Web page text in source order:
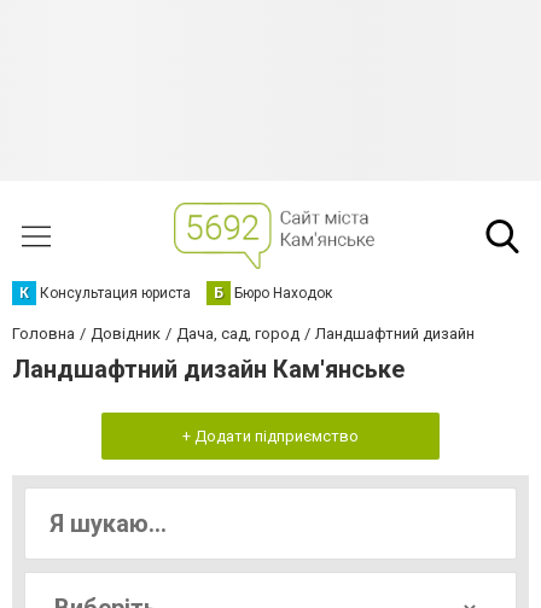
К Консультация юриста Б Бюро Находок
Головна Довідник Дача, сад, город Ландшафтний дизайн
Ландшафтний дизайн Кам'янське
+ Додати підприємство